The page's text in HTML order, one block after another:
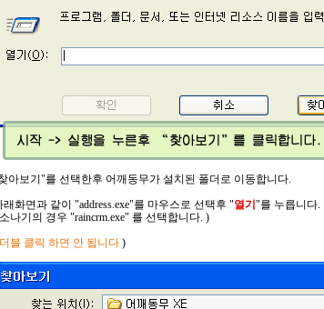
아보기"를 선택한후 어깨동무가 설치된 폴더로 이동합니다.
래화면과 같이 "address.exe"를 마우스로 선택후 "열기 "를 누릅니다.
나기의 경우 "raincrm.exe" 를 선택합니다. )
더블 클릭 하면 안 됩니다 )